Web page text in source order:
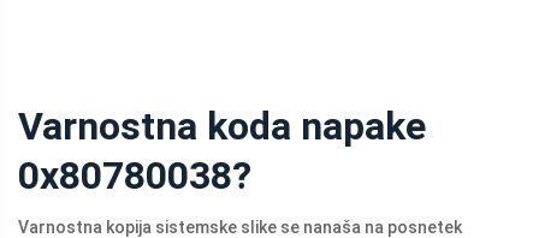
Varnostna koda napake
0x80780038?
Varnostna kopija sistemske slike se nanaša na posnetek